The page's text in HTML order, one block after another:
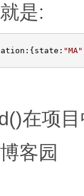
是:
"MA"
项目
客园